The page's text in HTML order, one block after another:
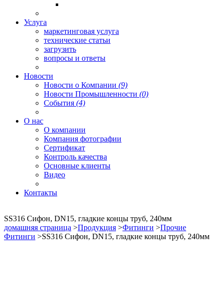
Услуга
маркетинговая услуга
технические статьи
загрузить
вопросы и ответы
Новости
Новости о Компании (9)
Новости Промышленности (0)
События (4)
О нас
О компании
Компания фотографии
Сертификат
Контроль качества
Основные клиенты
Видео
Контакты
SS316 Сифон, DN15, гладкие концы труб, 240мм
домашняя страница >Продукция >Фитинги >Прочие
Фитинги >SS316 Сифон, DN15, гладкие концы труб, 240мм